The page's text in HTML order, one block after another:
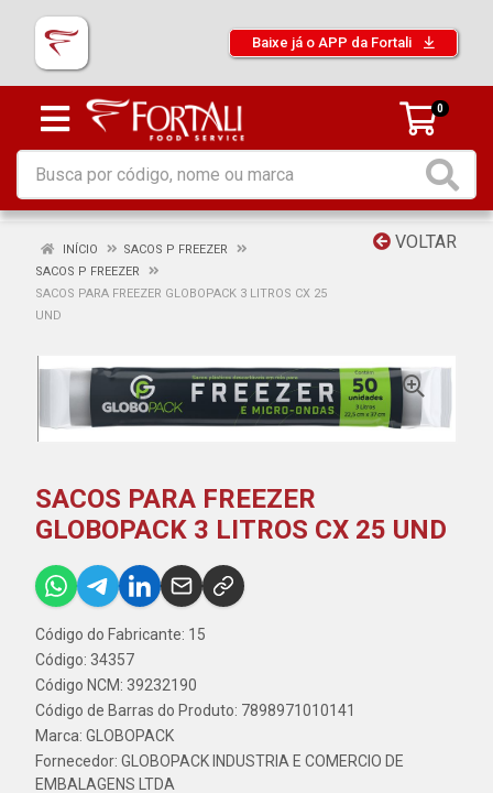
Baixe já o APP da Fortali
0
VOLTAR
INÍCIO
SACOS P FREEZER
SACOS P FREEZER
SACOS PARA FREEZER GLOBOPACK 3 LITROS CX 25
UND
SACOS PARA FREEZER
GLOBOPACK 3 LITROS CX 25 UND
Código do Fabricante: 15
Código: 34357
Código NCM: 39232190
Código de Barras do Produto: 7898971010141
Marca: GLOBOPACK
Fornecedor: GLOBOPACK INDUSTRIA E COMERCIO DE
EMBALAGENS LTDA